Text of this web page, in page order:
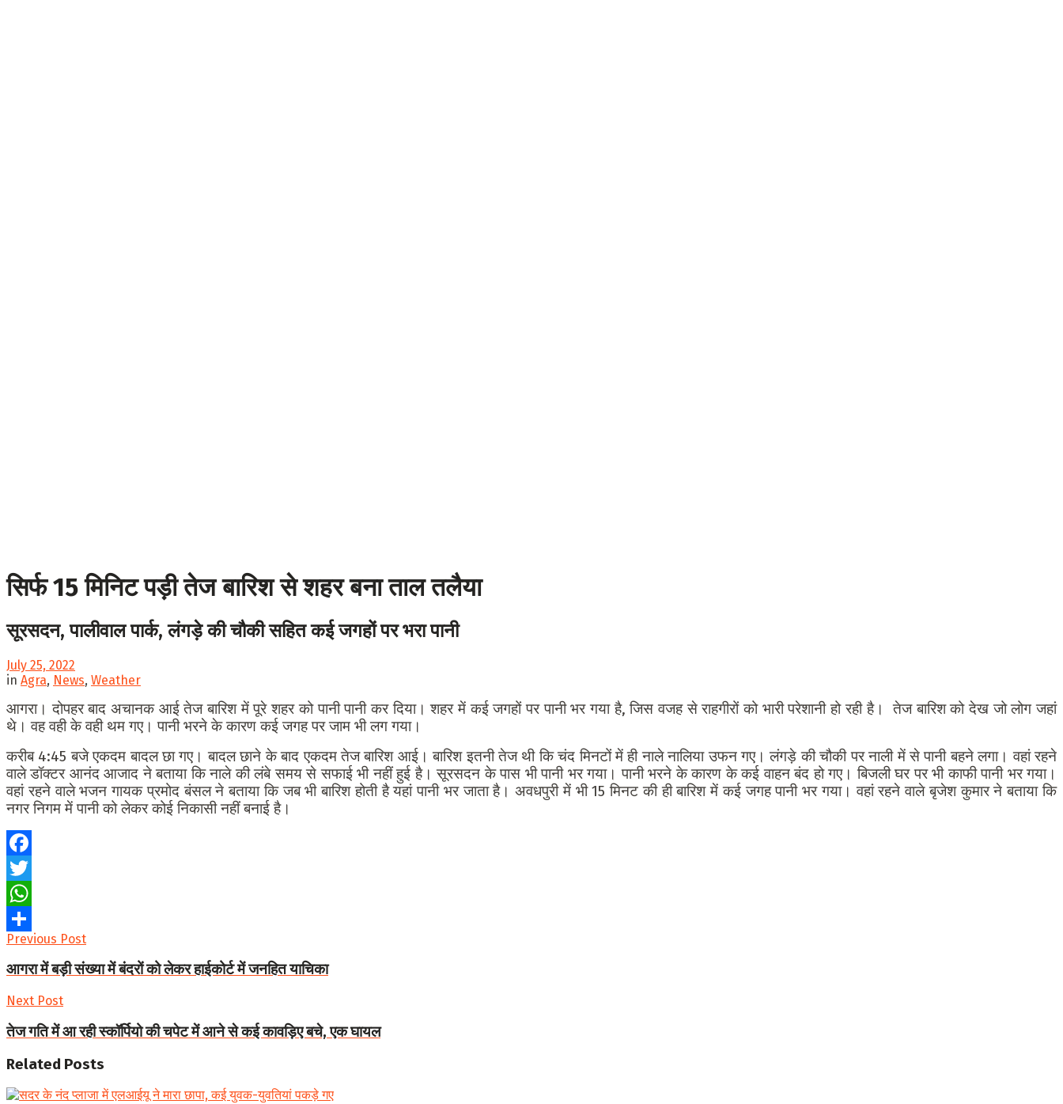
सिर्फ 15 मिनिट पड़ी तेज बारिश से शहर बना ताल तलैया
सूरसदन, पालीवाल पार्क, लंगड़े की चौकी सहित कई जगहों पर भरा पानी
July 25, 2022
in Agra, News, Weather
आगरा। दोपहर बाद अचानक आई तेज बारिश में पूरे शहर को पानी पानी कर दिया। शहर में कई जगहों पर पानी भर गया है, जिस वजह से राहगीरों को भारी परेशानी हो रही है। तेज बारिश को देख जो लोग जहां
थे। वह वही के वही थम गए। पानी भरने के कारण कई जगह पर जाम भी लग गया।
करीब 4:45 बजे एकदम बादल छा गए। बादल छाने के बाद एकदम तेज बारिश आई। बारिश इतनी तेज थी कि चंद मिनटों में ही नाले नालिया उफन गए। लंगड़े की चौकी पर नाली में से पानी बहने लगा। वहां रहने
वाले डॉक्टर आनंद आजाद ने बताया कि नाले की लंबे समय से सफाई भी नहीं हुई है। सूरसदन के पास भी पानी भर गया। पानी भरने के कारण के कई वाहन बंद हो गए। बिजली घर पर भी काफी पानी भर गया।
वहां रहने वाले भजन गायक प्रमोद बंसल ने बताया कि जब भी बारिश होती है यहां पानी भर जाता है। अवधपुरी में भी 15 मिनट की ही बारिश में कई जगह पानी भर गया। वहां रहने वाले बृजेश कुमार ने बताया कि
नगर निगम में पानी को लेकर कोई निकासी नहीं बनाई है।
Facebook
Twitter
WhatsApp
Share
Previous Post
आगरा में बड़ी संख्या में बंदरों को लेकर हाईकोर्ट में जनहित याचिका
Next Post
तेज गति में आ रही स्कॉर्पियो की चपेट में आने से कई कावड़िए बचे, एक घायल
Related Posts